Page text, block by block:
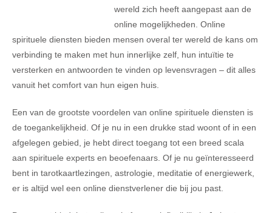
wereld zich heeft aangepast aan de
online mogelijkheden. Online
spirituele diensten bieden mensen overal ter wereld de kans om
verbinding te maken met hun innerlijke zelf, hun intuïtie te
versterken en antwoorden te vinden op levensvragen – dit alles
vanuit het comfort van hun eigen huis.
Een van de grootste voordelen van online spirituele diensten is
de toegankelijkheid. Of je nu in een drukke stad woont of in een
afgelegen gebied, je hebt direct toegang tot een breed scala
aan spirituele experts en beoefenaars. Of je nu geïnteresseerd
bent in tarotkaartlezingen, astrologie, meditatie of energiewerk,
er is altijd wel een online dienstverlener die bij jou past.